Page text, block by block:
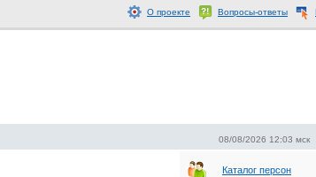
О проекте Вопросы-ответы
08/08/2026 12:03
Каталог персон